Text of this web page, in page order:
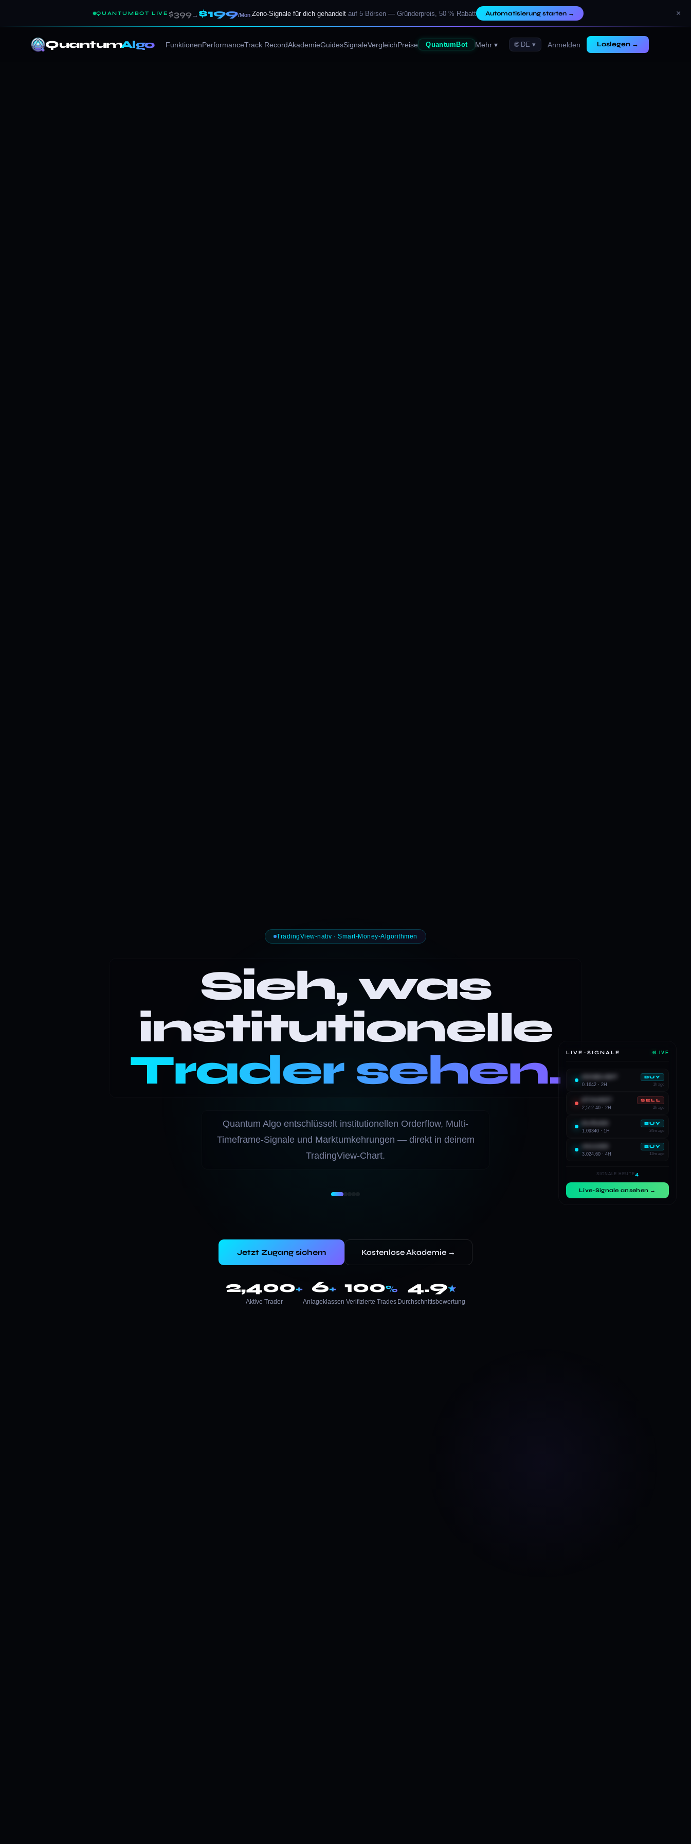
QUANTUMBOT LIVE $399→$199/Mon. Zeno-Signale für dich gehandelt auf 5 Börsen — Gründerpreis, 50 % Rabatt Automatisierung starten → ×
QuantumAlgo FunktionenPerformanceTrack RecordAkademieGuidesSignaleVergleichPreise QuantumBot Mehr ▾ 🌐 DE ▾ Anmelden Loslegen →
TradingView-nativ · Smart-Money-Algorithmen
Sieh, was
institutionelle
Trader sehen.
Quantum Algo entschlüsselt institutionellen Orderflow, Multi-
Timeframe-Signale und Marktumkehrungen — direkt in deinem
TradingView-Chart.
Jetzt Zugang sichern Kostenlose Akademie →
2,400+
Aktive Trader
6+
Anlageklassen
100%
Verifizierte Trades
4.9★
Durchschnittsbewertung
LIVE-SIGNALE LIVE
BUY
0.1642 · 2H 1h ago
SELL
2,512.40 · 2H 2h ago
BUY
1.09340 · 1H 24m ago
BUY
3,024.60 · 4H 12m ago
SIGNALE HEUTE4
Live-Signale ansehen →